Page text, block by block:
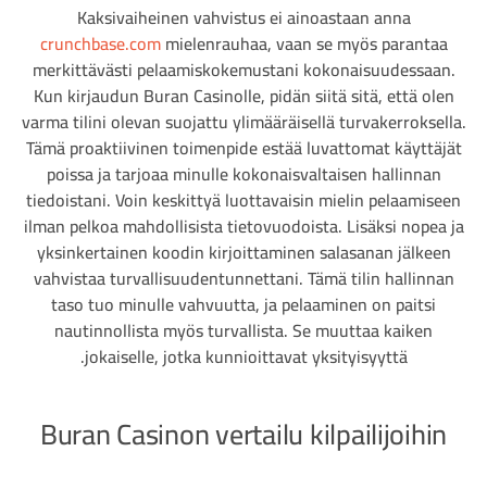
Kaksivaiheinen vahvistus ei ainoastaan anna
crunchbase.commielenrauhaa, vaan se myös parantaa
merkittävästi pelaamiskokemustani kokonaisuudessaan.
Kun kirjaudun Buran Casinolle, pidän siitä sitä, että olen
varma tilini olevan suojattu ylimääräisellä turvakerroksella.
Tämä proaktiivinen toimenpide estää luvattomat käyttäjät
poissa ja tarjoaa minulle kokonaisvaltaisen hallinnan
tiedoistani. Voin keskittyä luottavaisin mielin pelaamiseen
ilman pelkoa mahdollisista tietovuodoista. Lisäksi nopea ja
yksinkertainen koodin kirjoittaminen salasanan jälkeen
vahvistaa turvallisuudentunnettani. Tämä tilin hallinnan
taso tuo minulle vahvuutta, ja pelaaminen on paitsi
nautinnollista myös turvallista. Se muuttaa kaiken
jokaiselle, jotka kunnioittavat yksityisyyttä.
Buran Casinon vertailu kilpailijoihin